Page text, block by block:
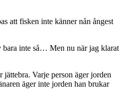
att fisken inte känner nån ångest
inte så… Men nu när jag klarat
Varje person äger jorden
äger inte jorden han brukar